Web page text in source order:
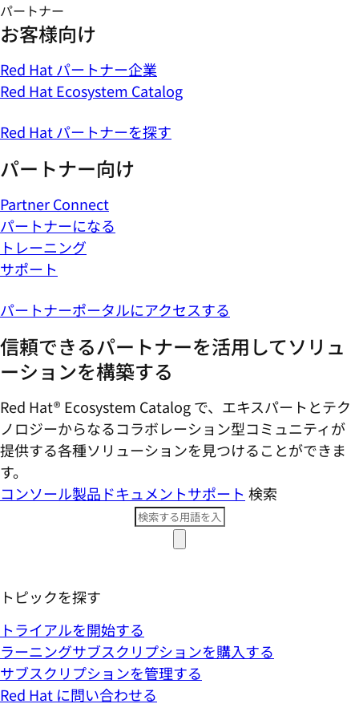
パートナー
お客様向け
Red Hat パートナー企業
Red Hat Ecosystem Catalog
Red Hat パートナーを探す
パートナー向け
Partner Connect
パートナーになる
トレーニング
サポート
パートナーポータルにアクセスする
信頼できるパートナーを活用してソリュ
ーションを構築する
Red Hat® Ecosystem Catalog で、エキスパートとテク
ノロジーからなるコラボレーション型コミ​ュニティが
提供する各種ソリューションを見つけることができま
す。
コンソール製品ドキュメントサポート 検索
トピックを探す
トライアルを開始する
ラーニングサブスクリプションを購入する
サブスクリプションを管理する
Red Hat に問い合わせる